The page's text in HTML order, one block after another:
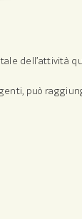
dell’attività
può